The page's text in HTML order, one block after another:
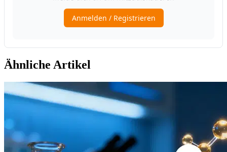
Ähnliche Artikel